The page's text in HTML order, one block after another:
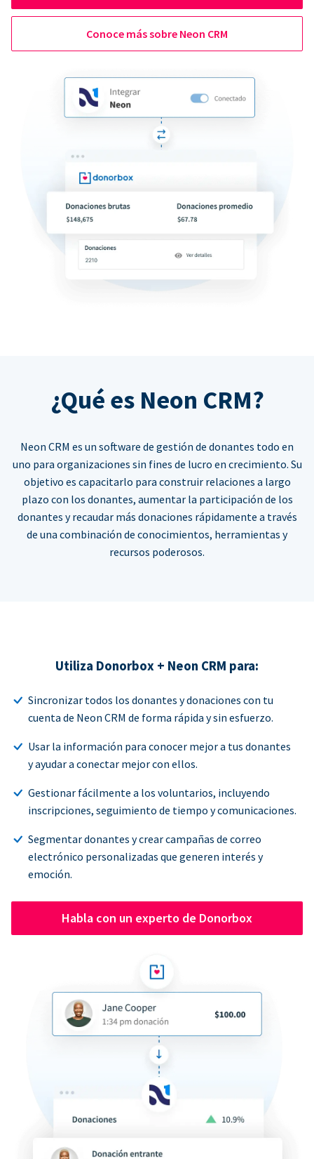
Conoce más sobre Neon CRM
¿Qué es Neon CRM?
Neon CRM es un software de gestión de donantes todo en
uno para organizaciones sin fines de lucro en crecimiento. Su
objetivo es capacitarlo para construir relaciones a largo
plazo con los donantes, aumentar la participación de los
donantes y recaudar más donaciones rápidamente a través
de una combinación de conocimientos, herramientas y
recursos poderosos.
Utiliza Donorbox + Neon CRM para:
Sincronizar todos los donantes y donaciones con tu
cuenta de Neon CRM de forma rápida y sin esfuerzo.
Usar la información para conocer mejor a tus donantes
y ayudar a conectar mejor con ellos.
Gestionar fácilmente a los voluntarios, incluyendo
inscripciones, seguimiento de tiempo y comunicaciones.
Segmentar donantes y crear campañas de correo
electrónico personalizadas que generen interés y
emoción.
Habla con un experto de Donorbox